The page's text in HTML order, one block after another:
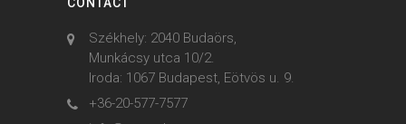
Székhely: 2040 Budaörs,
Munkácsy utca 10/2.
Iroda: 1067 Budapest, Eötvös u. 9.
+36-20-577-7577